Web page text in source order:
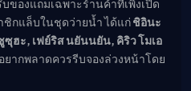
องแถมเฉพาะร้านค้าที่เพิ่งเปิด
ชิกแล็บในชุดว่ายน้ำ ได้แก่ชิอินะ
ซุฮะ, เฟย์ริส นยันนยัน, คิริว โมเอ
ยากพลาดควรรีบจองล่วงหน้าโดย